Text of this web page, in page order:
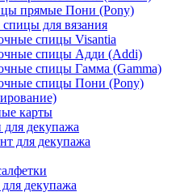
прямые Пони (Pony)
для вязания
спицы Visantia
спицы Адди (Addi)
спицы Гамма (Gamma)
спицы Пони (Pony)
карты
для декупажа
для декупажа
декупажа